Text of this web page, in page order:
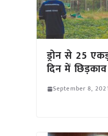
ड्रोन से 25
दिन में
September 8,